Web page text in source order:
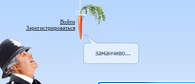
Войти
Зарегистрироваться